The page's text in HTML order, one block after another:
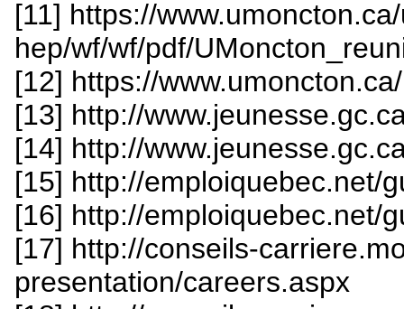
[11] https://
hep/wf/wf/pdf/
[12] https://
[13] http://
[14] http://
[15] http://emploiquebec.net/
[16] http://emploiquebec.net/
[17] http://conseils-
presentation/careers.aspx